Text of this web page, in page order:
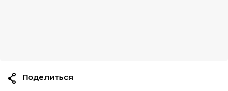
Поделиться